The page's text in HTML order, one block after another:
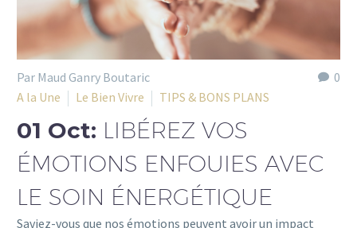
0
Par Maud Ganry Boutaric
A la Une
Le Bien Vivre TIPS & BONS PLANS
01 Oct: LIBÉREZ VOS
ÉMOTIONS ENFOUIES AVEC
LE SOIN ÉNERGÉTIQUE
Saviez-vous que nos émotions peuvent avoir un impact